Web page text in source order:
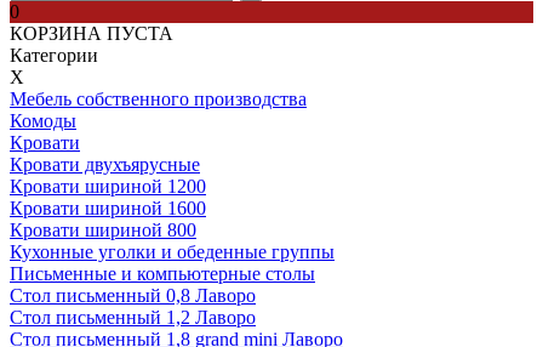
0
КОРЗИНА ПУСТА
Категории
Х
Мебель собственного производства
Комоды
Кровати
Кровати двухъярусные
Кровати шириной 1200
Кровати шириной 1600
Кровати шириной 800
Кухонные уголки и обеденные группы
Письменные и компьютерные столы
Стол письменный 0,8 Лаворо
Стол письменный 1,2 Лаворо
Стол письменный 1,8 grand mini Лаворо